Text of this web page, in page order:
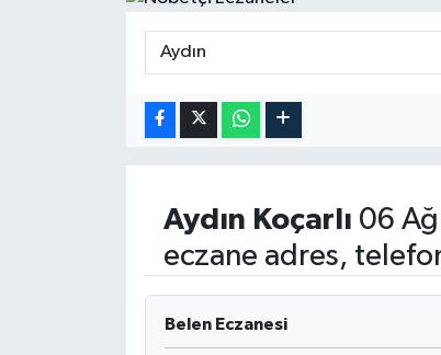
Aydın Koçarlı 06
eczane adres,
Belen Eczanesi